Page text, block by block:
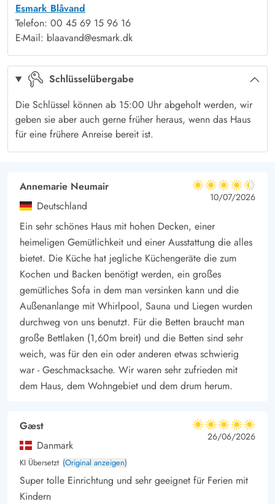
Milchaufschäumer.
Im hellen, lichtdurchfluteten Wohnbereich wird Euch sofort das
„Hygge“ Gefühl überkommen. Kuschelt Euch auf dem Sofa
ein, und lauscht einfach nur dem Knistern des Feuers im
Kaminofen.
Das Ferienhaus hat insgesamt 6 Schlafzimmer, die alle mit
Doppelbetten ausgestattet sind. Außerdem gibt es drei
Badezimmer, alle mit Fußbodenheizung. Auch hier erwartet
Euch eine ganz individuelle Einrichtung, in der Ihr Euch
Heimkino mit Dolby Surround und Aktivitätsraum
Eins der Highlights in diesem Ferienhaus ist mit Sicherheit,
Popcorn in der Vorbereitung ist, könnt Ihr Euch schon mal in
den Kinosesseln zurücklehnen und den passenden Film
aussuchen. Mit AppleTV und Chromecast könnt Ihr einfach
Eure Lieblingsfilme streamen, oder Ihr schaltet die Playstation
Neben einem Kinoabend solltet Ihr aber auch noch ein lustiges
Turnier im Aktivitätsraum für Euren Urlaub planen. Wer wird
nächster Tischtennis Meister von Blåvand, oder wer versenkt
die meisten Kugeln beim Billard?
Herrliche Terrasse mit Außen-Sauna, Außen-Whirlpool
beim Betreten der Terrasse fort. Es erwartet Euch eine große,
geschützte Terrasse mit hochwertigen Gartenmöbeln,
Sonnenliegen und einem Gas Grill. Gemütliche Grillabende
finden unter dem überdachten Terrassenteil statt. Bei der tollen
Außenbeleuchtung, könnt Ihr hier bis in die späten
Esmark Blåvand
Telefon: 00 45 69 15 96 16
E-Mail: blaavand@esmark.dk
Schlüsselübergabe
Die Schlüssel können ab 15:00 Uhr abgeholt werden, wir
geben sie aber auch gerne früher heraus, wenn das Haus
für eine frühere Anreise bereit ist.
Annemarie Neumair
Deutschland
4.5 von 5
4.5 von 5
4.5 out of 5
10/07/2026
Ein sehr schönes Haus mit hohen Decken, einer
heimeligen Gemütlichkeit und einer Ausstattung die alles
bietet. Die Küche hat jegliche Küchengeräte die zum
Kochen und Backen benötigt werden, ein großes
gemütliches Sofa in dem man versinken kann und die
Außenanlange mit Whirlpool, Sauna und Liegen wurden
durchweg von uns benutzt. Für die Betten braucht man
große Bettlaken (1,60m breit) und die Betten sind sehr
weich, was für den ein oder anderen etwas schwierig
war - Geschmacksache. Wir waren sehr zufrieden mit
dem Haus, dem Wohngebiet und dem drum herum.
Gæst
Danmark
KI Übersetzt (Original anzeigen)
5 von 5
5 von 5
5 out of 5
26/06/2026
Super tolle Einrichtung und sehr geeignet für Ferien mit
Kindern